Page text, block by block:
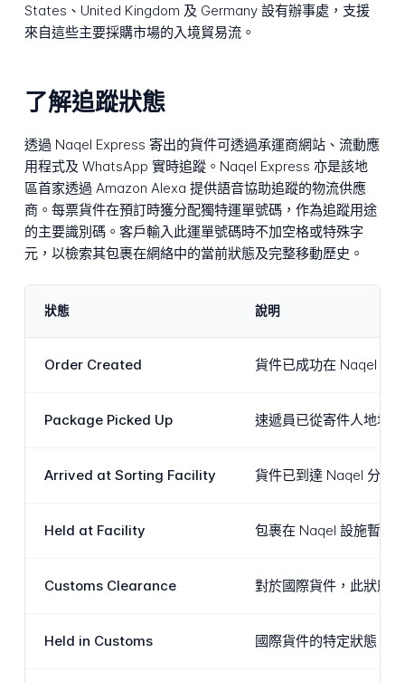
States、United Kingdom 及 Germany 設有辦事處，支援
來自這些主要採購市場的入境貿易流。
了解追蹤狀態
透過 Naqel Express 寄出的貨件可透過承運商網站、流動應
用程式及 WhatsApp 實時追蹤。Naqel Express 亦是該地
區首家透過 Amazon Alexa 提供語音協助追蹤的物流供應
商。每票貨件在預訂時獲分配獨特運單號碼，作為追蹤用途
的主要識別碼。客戶輸入此運單號碼時不加空格或特殊字
元，以檢索其包裹在網絡中的當前狀態及完整移動歷史。
狀態 說明
Order Created 貨件已成功在 Naqel
Package Picked Up 速遞員已從寄件人地址
Arrived at Sorting Facility 貨件已到達 Naqel 分揀
Held at Facility 包裹在 Naqel 設施暫存
Customs Clearance 對於國際貨件，此狀態
Held in Customs 國際貨件的特定狀態，